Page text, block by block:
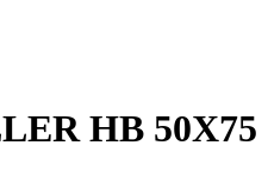
HB 50X75